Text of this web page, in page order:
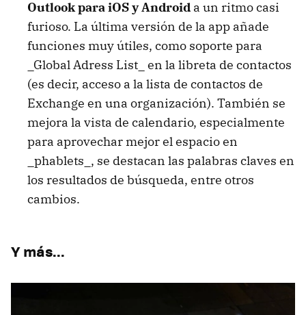
Outlook para iOS y Android a un ritmo casi
furioso. La última versión de la app añade
funciones muy útiles, como soporte para
_Global Adress List_ en la libreta de contactos
(es decir, acceso a la lista de contactos de
Exchange en una organización). También se
mejora la vista de calendario, especialmente
para aprovechar mejor el espacio en
_phablets_, se destacan las palabras claves en
los resultados de búsqueda, entre otros
cambios.
Y más...